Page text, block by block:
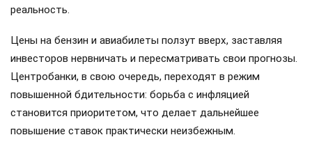
реальность.
Цены на бензин и авиабилеты ползут вверх, заставляя
инвесторов нервничать и пересматривать свои прогнозы.
Центробанки, в свою очередь, переходят в режим
повышенной бдительности: борьба с инфляцией
становится приоритетом, что делает дальнейшее
повышение ставок практически неизбежным.